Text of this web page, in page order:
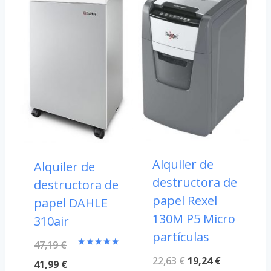
Alquiler de
destructora de
papel DAHLE
310air
47,19€
El
41,99 €
Alquiler de
destructora de
papel Rexel
130M P5 Micro
partículas
22,63€ El
19,24€El